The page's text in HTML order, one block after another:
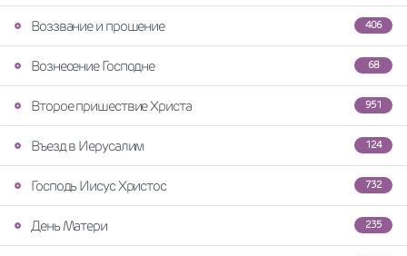
406
Воззвание и прошение
68
Вознесение Господне
951
Второе пришествие Христа
124
Въезд в Иерусалим
732
Господь Иисус Христос
235
День Матери